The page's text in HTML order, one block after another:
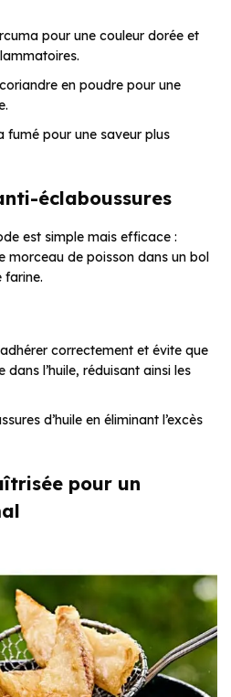
pour une couleur dorée et
en poudre pour une
fumé pour une saveur plus
éclaboussures
est simple mais efficace :
morceau de poisson dans un bol
farine.
correctement et évite que
l’huile, réduisant ainsi les
d’huile en éliminant l’excès
pour un